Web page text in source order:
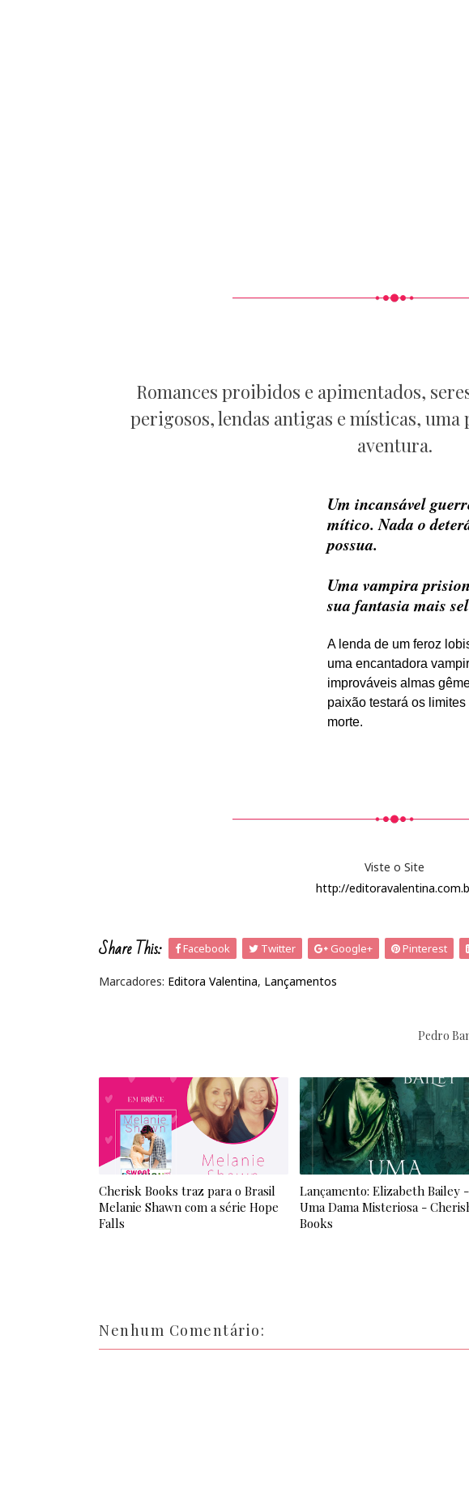
Romances proibidos e apimentados,
perigosos, lendas antigas e místicas,
aventura.
Um incansável
mítico. Nada o
possua.
Uma vampira
sua fantasia mais
A lenda de um feroz
uma encantadora
improváveis almas
paixão testará os
morte.
Viste o Site
http://
Share This: Facebook Twitter Google+ Pinterest
Marcadores: Editora Valentina, Lançamentos
Pedro
Cherisk Books traz para o Brasil
Melanie Shawn com a série Hope
Falls
Lançamento: Elizabeth Bailey -
Uma Dama Misteriosa -
Books
Nenhum Comentário: